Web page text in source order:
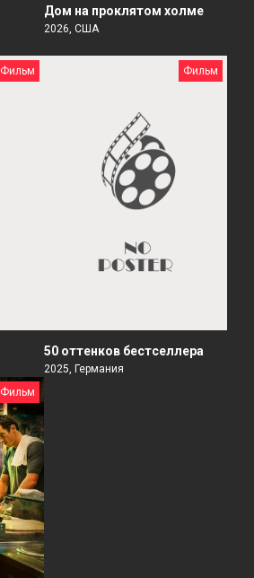
Дом на проклятом холме
2026, США
Фильм Фильм
50 оттенков бестселлера
2025, Германия
Фильм